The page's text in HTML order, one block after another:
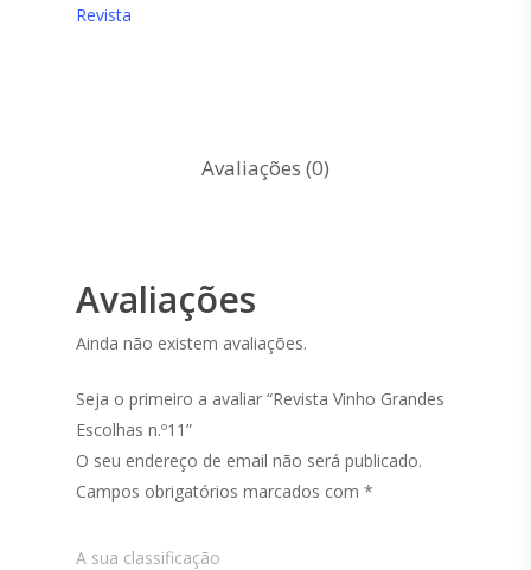
Revista
Avaliações (0)
Avaliações
Ainda não existem avaliações.
Seja o primeiro a avaliar “Revista Vinho Grandes
Escolhas n.º11”
O seu endereço de email não será publicado.
Campos obrigatórios marcados com *
A sua classificação